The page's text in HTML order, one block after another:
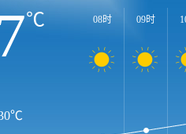
℃ 08时 09时